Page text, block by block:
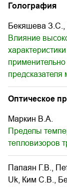
Голография
Бекяшева З.С.,
Влияние
Оптическое
Маркин В.А.
Пределы
тепловизоров
Папаян Г.В.,
Uk, Ким С.В.,